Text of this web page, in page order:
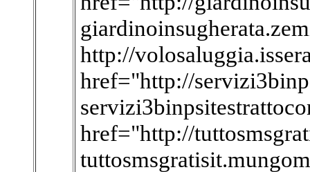
http://
href="http://
href="http://